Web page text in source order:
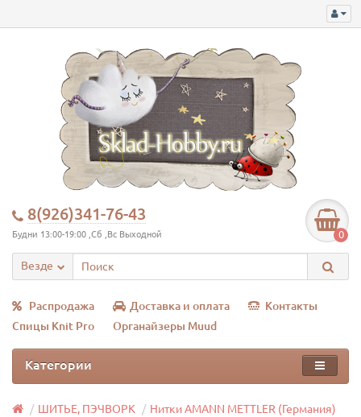
8(926)341-76-43
Будни 13:00-19:00 ,Сб ,Вс Выходной 0
Везде
Распродажа Доставка и оплата
Контакты
Спицы Knit Pro
Органайзеры Muud
Категории
ШИТЬЕ, ПЭЧВОРК
Нитки AMANN METTLER (Германия)